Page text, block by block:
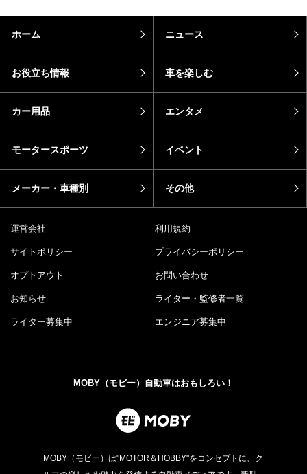
ホーム ニュース
お役立ち情報 車を楽しむ
カー用品 エンタメ
モータースポーツ イベント
メーカー・車種別 その他
運営会社 利用規約
サイトポリシー プライバシーポリシー
オプトアウト お問い合わせ
お知らせ ライター・監修者一覧
ライター募集中 エンジニア募集中
MOBY（モビー）自動車はおもしろい！
MOBY（モビー）は"MOTOR＆HOBBY"をコンセプトに、ク